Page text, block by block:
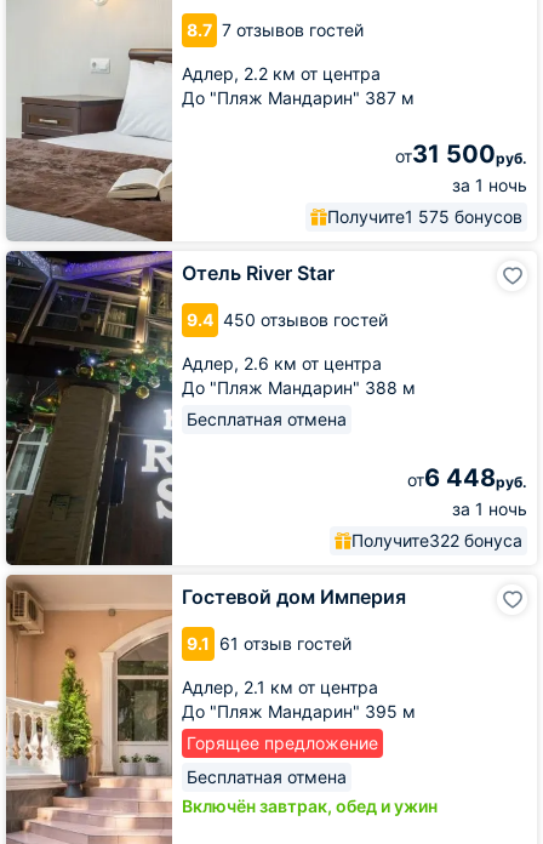
8.7 7 отзывов гостей
Адлер, 2.2 км от центра
До "Пляж Мандарин" 387 м
от31 500руб.
за 1 ночь
Получите1 575 бонусов
Отель River Star
9.4 450 отзывов гостей
Адлер, 2.6 км от центра
До "Пляж Мандарин" 388 м
Бесплатная отмена
от6 448руб.
за 1 ночь
Получите322 бонуса
Отель
River
Star
Гостевой дом Империя
9.1 61 отзыв гостей
Адлер, 2.1 км от центра
До "Пляж Мандарин" 395 м
Горящее предложение
Бесплатная отмена
Включён завтрак, обед и ужин
Гостевой
дом
Империя